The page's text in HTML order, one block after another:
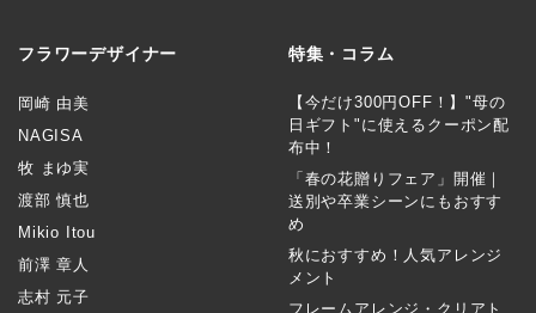
フラワーデザイナー
岡崎 由美
NAGISA
牧 まゆ実
渡部 慎也
Mikio Itou
前澤 章人
志村 元子
特集・コラム
【今だけ300円OFF！】"母の
日ギフト"に使えるクーポン配
布中！
「春の花贈りフェア」開催｜
送別や卒業シーンにもおすす
め
秋におすすめ！人気アレンジ
メント
フレームアレンジ・クリアト